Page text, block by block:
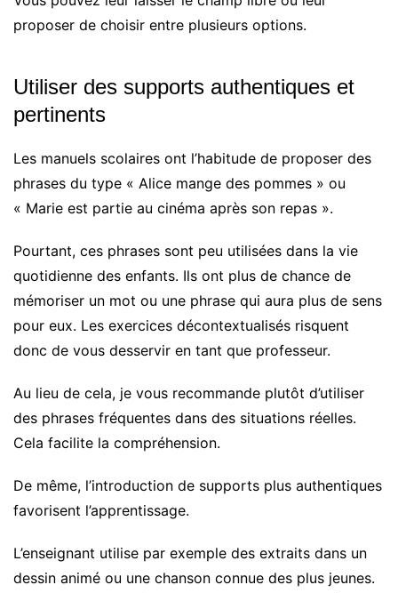
proposer de choisir entre plusieurs options.
Utiliser des supports authentiques et
pertinents
Les manuels scolaires ont l’habitude de proposer des
phrases du type « Alice mange des pommes » ou
« Marie est partie au cinéma après son repas ».
Pourtant, ces phrases sont peu utilisées dans la vie
quotidienne des enfants. Ils ont plus de chance de
mémoriser un mot ou une phrase qui aura plus de sens
pour eux. Les exercices décontextualisés risquent
donc de vous desservir en tant que professeur.
Au lieu de cela, je vous recommande plutôt d’utiliser
des phrases fréquentes dans des situations réelles.
Cela facilite la compréhension.
De même, l’introduction de supports plus authentiques
favorisent l’apprentissage.
L’enseignant utilise par exemple des extraits dans un
dessin animé ou une chanson connue des plus jeunes.